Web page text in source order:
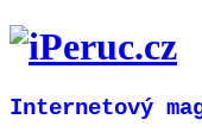
Internetový